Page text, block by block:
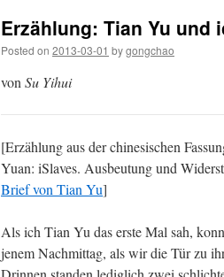
Erzählung: Tian Yu und
Posted on 2013-03-01 bygongchao
von Su Yihui
[Erzählung aus der chinesischen
Yuan: iSlaves. Ausbeutung und
Brief von Tian Yu]
Als ich Tian Yu das erste Mal sah,
jenem Nachmittag, als wir die Tür zu